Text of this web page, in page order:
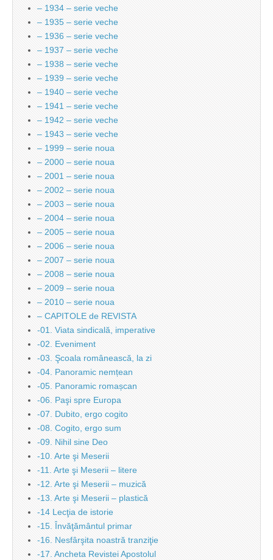
– 1934 – serie veche
– 1935 – serie veche
– 1936 – serie veche
– 1937 – serie veche
– 1938 – serie veche
– 1939 – serie veche
– 1940 – serie veche
– 1941 – serie veche
– 1942 – serie veche
– 1943 – serie veche
– 1999 – serie noua
– 2000 – serie noua
– 2001 – serie noua
– 2002 – serie noua
– 2003 – serie noua
– 2004 – serie noua
– 2005 – serie noua
– 2006 – serie noua
– 2007 – serie noua
– 2008 – serie noua
– 2009 – serie noua
– 2010 – serie noua
– CAPITOLE de REVISTA
-01. Viata sindicală, imperative
-02. Eveniment
-03. Şcoala românească, la zi
-04. Panoramic nemțean
-05. Panoramic romașcan
-06. Paşi spre Europa
-07. Dubito, ergo cogito
-08. Cogito, ergo sum
-09. Nihil sine Deo
-10. Arte şi Meserii
-11. Arte şi Meserii – litere
-12. Arte şi Meserii – muzică
-13. Arte şi Meserii – plastică
-14 Lecţia de istorie
-15. Învăţământul primar
-16. Nesfârşita noastră tranziţie
-17. Ancheta Revistei Apostolul